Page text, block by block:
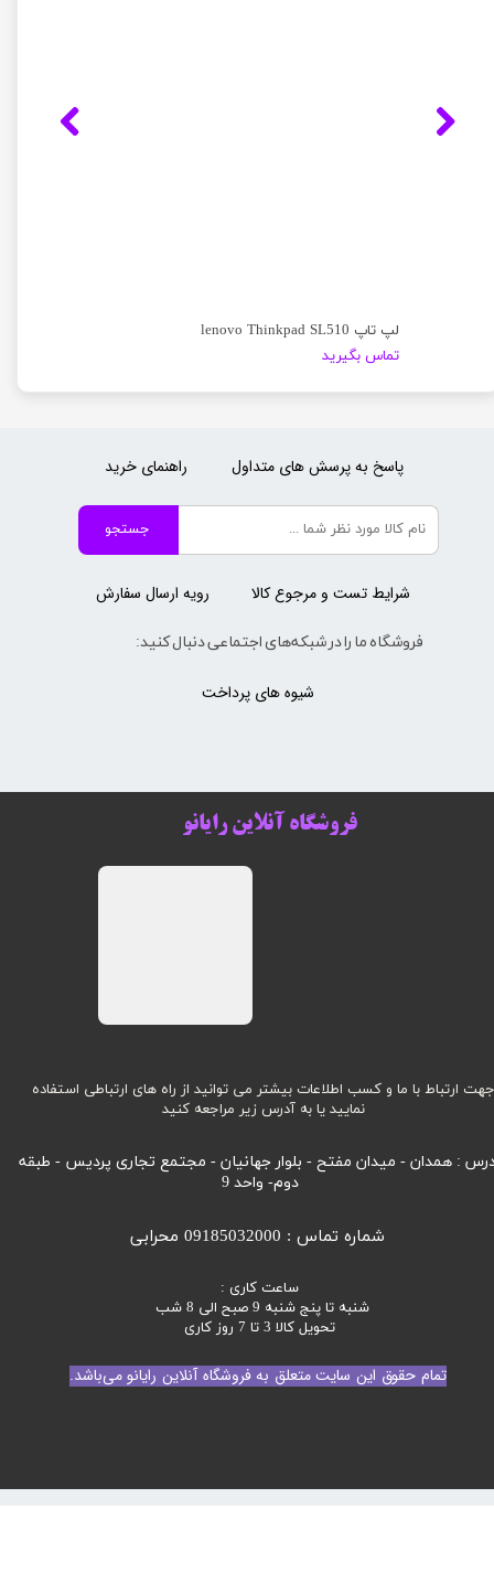
لپ تاپ lenovo Thinkpad SL510
تماس بگیرید
تمام حقوق این سایت متعلق به فروشگاه آنلاین رایانو می‌باشد.
جهت ارتباط با ما و کسب اطلاعات بیشتر می توانید از راه های ارتباطی استفاده
نمایید یا به آدرس زیر مراجعه کنید
: همدان - میدان مفتح - بلوار جهانیان - مجتمع تجاری پردیس - طبقه
دوم- واحد 9
ساعت کاری :
شنبه تا پنج شنبه 9 صبح الی 8 شب
تحویل کالا 3 تا 7 روز کاری
شماره تماس : 09185032000 محرابی
فروشگاه آنلاین رایانو
جستجو
فروشگاه ما را در شبکه‌های اجتماعی دنبال کنید:
رویه ارسال سفارش
راهنمای خرید
شیوه های پرداخت
پاسخ به پرسش های متداول
شرایط تست و مرجوع کالا